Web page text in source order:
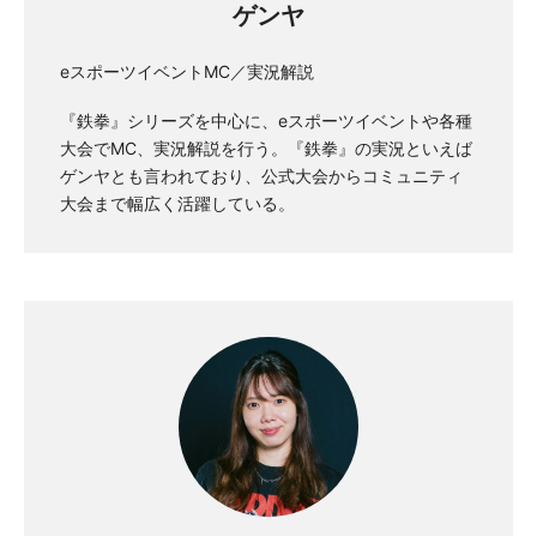
ゲンヤ
eスポーツイベントMC／実況解説
『鉄拳』シリーズを中心に、eスポーツイベントや各種
大会でMC、実況解説を行う。『鉄拳』の実況といえば
ゲンヤとも言われており、公式大会からコミュニティ
大会まで幅広く活躍している。